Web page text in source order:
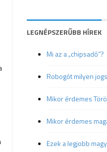
LEGNÉPSZERŰBB HÍREK
Mi az a „chipsadó”?
Robogót milyen
Mikor érdemes
Mikor érdemes
Ezek a legjobb